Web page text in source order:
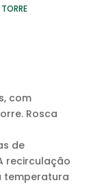
TORRE
com
Rosca
de
recirculação
temperatura